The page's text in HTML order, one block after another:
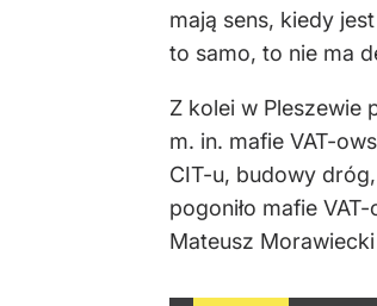
mają sens, kiedy
to samo, to nie ma
Z kolei w Pleszewie
m. in. mafie VAT-
CIT-u, budowy
pogoniło mafie
Mateusz